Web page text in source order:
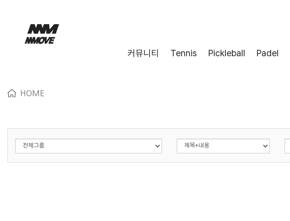
커뮤니티 Tennis Pickleball Padel
HOME